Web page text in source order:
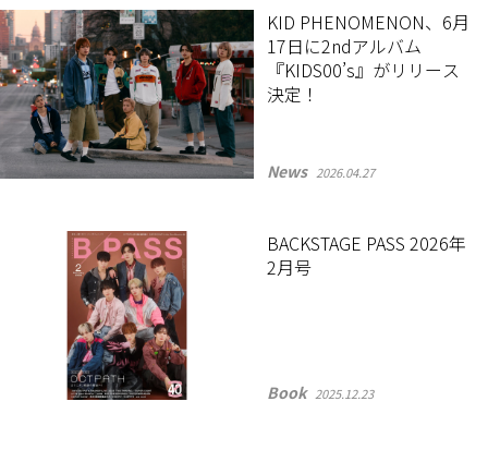
KID PHENOMENON、6月
17日に2ndアルバム
『KIDS00’s』がリリース
決定！
News 2026.04.27
BACKSTAGE PASS 2026年
2月号
Book 2025.12.23